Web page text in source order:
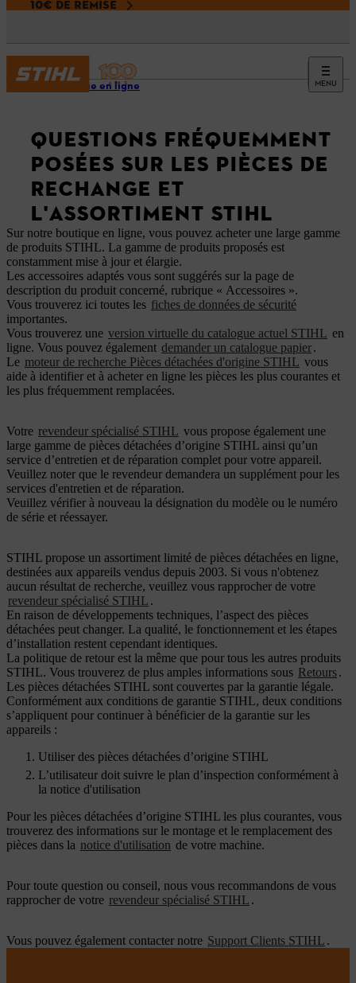
10€ DE REMISE
MENU
Boutique en ligne
QUESTIONS FRÉQUEMMENT
POSÉES SUR LES PIÈCES DE
RECHANGE ET
L'ASSORTIMENT STIHL
Sur notre boutique en ligne, vous pouvez acheter une large gamme
de produits STIHL. La gamme de produits proposés est
constamment mise à jour et élargie.
Les accessoires adaptés vous sont suggérés sur la page de
description du produit concerné, rubrique « Accessoires ».
Vous trouverez ici toutes les fiches de données de sécurité
importantes.
Vous trouverez une version virtuelle du catalogue actuel STIHL en
ligne. Vous pouvez également demander un catalogue papier.
Le moteur de recherche Pièces détachées d'origine STIHL vous
aide à identifier et à acheter en ligne les pièces les plus courantes et
les plus fréquemment remplacées.
Votre revendeur spécialisé STIHL vous propose également une
large gamme de pièces détachées d’origine STIHL ainsi qu’un
service d’entretien et de réparation complet pour votre appareil.
Veuillez noter que le revendeur demandera un supplément pour les
services d'entretien et de réparation.
Veuillez vérifier à nouveau la désignation du modèle ou le numéro
de série et réessayer.
STIHL propose un assortiment limité de pièces détachées en ligne,
destinées aux appareils vendus depuis 2003. Si vous n'obtenez
aucun résultat de recherche, veuillez vous rapprocher de votre
revendeur spécialisé STIHL .
En raison de développements techniques, l’aspect des pièces
détachées peut changer. La qualité, le fonctionnement et les étapes
d’installation restent cependant identiques.
La politique de retour est la même que pour tous les autres produits
STIHL. Vous trouverez de plus amples informations sous Retours.
Les pièces détachées STIHL sont couvertes par la garantie légale.
Conformément aux conditions de garantie STIHL, deux conditions
s’appliquent pour continuer à bénéficier de la garantie sur les
appareils :
Utiliser des pièces détachées d’origine STIHL
L’utilisateur doit suivre le plan d’inspection conformément à
la notice d'utilisation
Pour les pièces détachées d’origine STIHL les plus courantes, vous
trouverez des informations sur le montage et le remplacement des
pièces dans la notice d'utilisation de votre machine.
Pour toute question ou conseil, nous vous recommandons de vous
rapprocher de votre revendeur spécialisé STIHL .
Vous pouvez également contacter notre Support Clients STIHL .